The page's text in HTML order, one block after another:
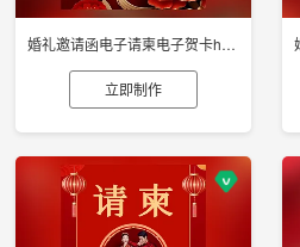
婚礼邀请函电子请柬电子贺卡h5制作
立即制作